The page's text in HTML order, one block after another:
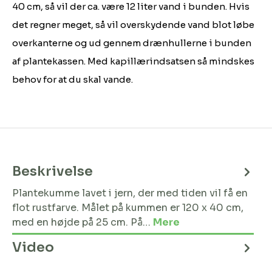
40 cm, så vil der ca. være 12 liter vand i bunden. Hvis
det regner meget, så vil overskydende vand blot løbe
overkanterne og ud gennem drænhullerne i bunden
af plantekassen. Med kapillærindsatsen så mindskes
behov for at du skal vande.
Beskrivelse
Plantekumme lavet i jern, der med tiden vil få en
flot rustfarve. Målet på kummen er 120 x 40 cm,
med en højde på 25 cm. På… Mere
Video